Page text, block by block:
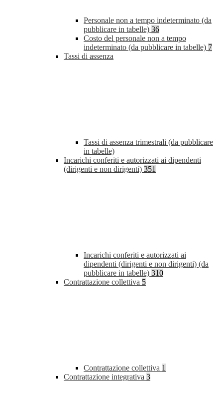
Personale non a tempo indeterminato (da
pubblicare in tabelle) 36
Costo del personale non a tempo
indeterminato (da pubblicare in tabelle) 7
Tassi di assenza
Tassi di assenza trimestrali (da pubblicare
in tabelle)
Incarichi conferiti e autorizzati ai dipendenti
(dirigenti e non dirigenti) 351
Incarichi conferiti e autorizzati ai
dipendenti (dirigenti e non dirigenti) (da
pubblicare in tabelle) 310
Contrattazione collettiva 5
Contrattazione collettiva 1
Contrattazione integrativa 3